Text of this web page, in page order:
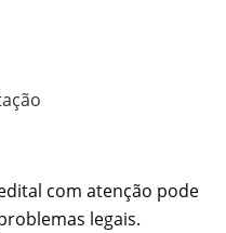
com atenção pode
legais.